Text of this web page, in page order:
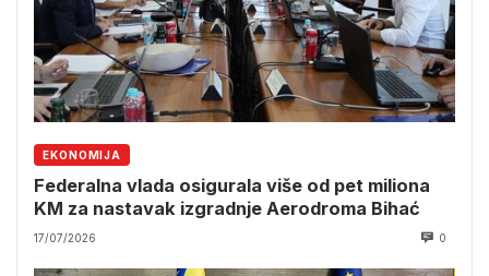
EKONOMIJA
Federalna vlada osigurala više od pet miliona
KM za nastavak izgradnje Aerodroma Bihać
17/07/2026 0